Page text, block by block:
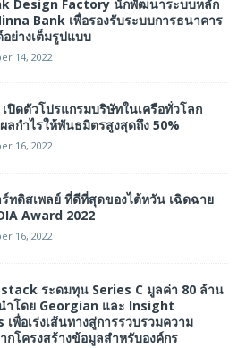
Design Factory นักพัฒนาระบบหลัก
Bank เพื่อรองรับระบบการธนาคาร
ย่างเต็มรูปแบบ
14, 2022
ปิดตัวโปรแกรมบริษัทในเครือทั่วโลก
ลกำไรให้พันธมิตรสูงสุดถึง 50%
16, 2022
ทดิสเพลย์ ที่ดีที่สุดของไต้หวัน เฉิดฉาย
Award 2022
16, 2022
ระดมทุน Series C มูลค่า 80 ล้าน
ำโดย Georgian และ Insight
พื่อเร่งเส้นทางสู่การรวบรวมความ
กโครงสร้างข้อมูลสำหรับองค์กร